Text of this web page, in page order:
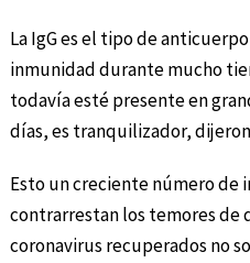
La IgG es el tipo de
inmunidad durante mucho
todavía esté presente en
días, es tranquilizador,
Esto un creciente número de
contrarrestan los temores de
coronavirus recuperados no